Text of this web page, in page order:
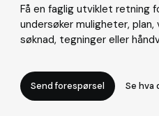
Få en faglig utviklet retning
undersøker muligheter,
søknad, tegninger eller
Send forespørsel Se hva